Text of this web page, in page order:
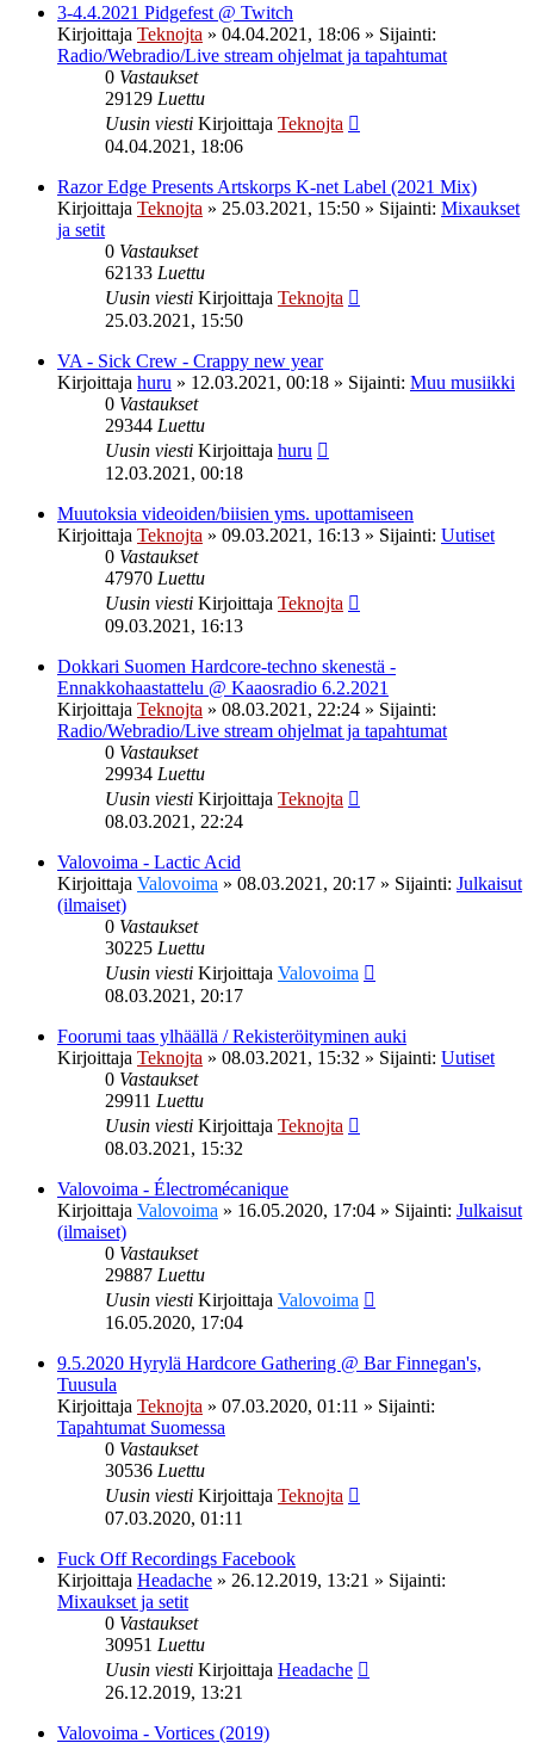
3-4.4.2021 Pidgefest @ Twitch
Kirjoittaja Teknojta » 04.04.2021, 18:06 » Sijainti:
Radio/Webradio/Live stream ohjelmat ja tapahtumat
0 Vastaukset
29129 Luettu
Uusin viesti Kirjoittaja Teknojta
04.04.2021, 18:06
Razor Edge Presents Artskorps K-net Label (2021 Mix)
Kirjoittaja Teknojta » 25.03.2021, 15:50 » Sijainti: Mixaukset
ja setit
0 Vastaukset
62133 Luettu
Uusin viesti Kirjoittaja Teknojta
25.03.2021, 15:50
VA - Sick Crew - Crappy new year
Kirjoittaja huru » 12.03.2021, 00:18 » Sijainti: Muu musiikki
0 Vastaukset
29344 Luettu
Uusin viesti Kirjoittaja huru
12.03.2021, 00:18
Muutoksia videoiden/biisien yms. upottamiseen
Kirjoittaja Teknojta » 09.03.2021, 16:13 » Sijainti: Uutiset
0 Vastaukset
47970 Luettu
Uusin viesti Kirjoittaja Teknojta
09.03.2021, 16:13
Dokkari Suomen Hardcore-techno skenestä -
Ennakkohaastattelu @ Kaaosradio 6.2.2021
Kirjoittaja Teknojta » 08.03.2021, 22:24 » Sijainti:
Radio/Webradio/Live stream ohjelmat ja tapahtumat
0 Vastaukset
29934 Luettu
Uusin viesti Kirjoittaja Teknojta
08.03.2021, 22:24
Valovoima - Lactic Acid
Kirjoittaja Valovoima » 08.03.2021, 20:17 » Sijainti: Julkaisut
(ilmaiset)
0 Vastaukset
30225 Luettu
Uusin viesti Kirjoittaja Valovoima
08.03.2021, 20:17
Foorumi taas ylhäällä / Rekisteröityminen auki
Kirjoittaja Teknojta » 08.03.2021, 15:32 » Sijainti: Uutiset
0 Vastaukset
29911 Luettu
Uusin viesti Kirjoittaja Teknojta
08.03.2021, 15:32
Valovoima - Électromécanique
Kirjoittaja Valovoima » 16.05.2020, 17:04 » Sijainti: Julkaisut
(ilmaiset)
0 Vastaukset
29887 Luettu
Uusin viesti Kirjoittaja Valovoima
16.05.2020, 17:04
9.5.2020 Hyrylä Hardcore Gathering @ Bar Finnegan's,
Tuusula
Kirjoittaja Teknojta » 07.03.2020, 01:11 » Sijainti:
Tapahtumat Suomessa
0 Vastaukset
30536 Luettu
Uusin viesti Kirjoittaja Teknojta
07.03.2020, 01:11
Fuck Off Recordings Facebook
Kirjoittaja Headache » 26.12.2019, 13:21 » Sijainti:
Mixaukset ja setit
0 Vastaukset
30951 Luettu
Uusin viesti Kirjoittaja Headache
26.12.2019, 13:21
Valovoima - Vortices (2019)